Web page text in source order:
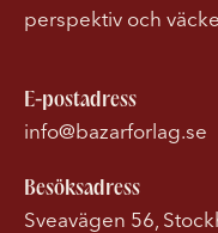
perspektiv och
E-postadress
info@bazarforlag.se
Besöksadress
Sveavägen 56,